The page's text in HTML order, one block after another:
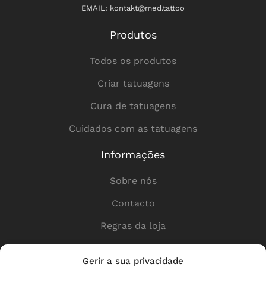
Gerir a sua privacidade
EMAIL: kontakt@med.tattoo
Produtos
Todos os produtos
Criar tatuagens
Cura de tatuagens
Cuidados com as tatuagens
Informações
Sobre nós
Contacto
Regras da loja
Política de privacidade